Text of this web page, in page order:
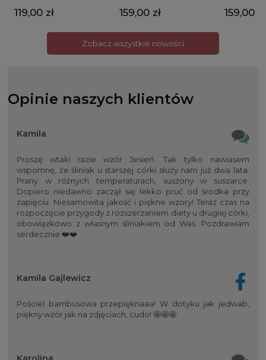
119,00 zł 159,00 zł 159,00 zł
Zobacz wszystkie nowości
Opinie naszych klientów
Kamila
Proszę wtaki razie wzór Jesień. Tak tylko nawiasem
wspomnę, że śliniak u starszej córki służy nam już dwa lata.
Prany w różnych temperaturach, suszony w suszarce.
Dopiero niedawno zaczął się lekko pruć od środka przy
zapięciu. Niesamowita jakość i piękne wzory! Teraz czas na
rozpoczęcie przygody z rozszerzaniem diety u drugiej córki,
obowiązkowo z własnym śliniakiem od Was. Pozdrawiam
serdecznie ❤️❤️
Kamila Gajlewicz
Pościel bambusowa przepięknaaa! W dotyku jak jedwab,
piękny wzór jak na zdjęciach, cudo! 🤩🤩🤩